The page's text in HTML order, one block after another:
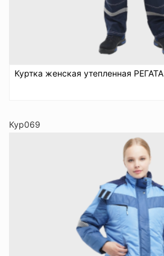
Куртка женская утепленная РЕГАТА
Кур069